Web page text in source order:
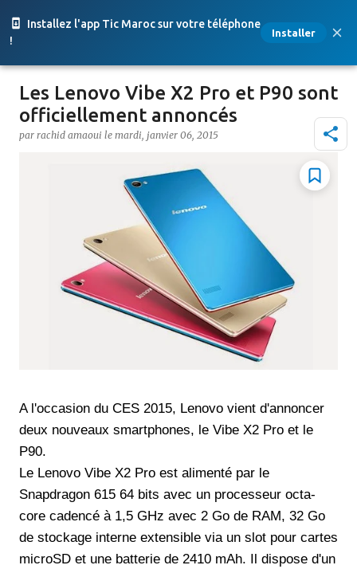
Installez l'app Tic Maroc sur votre téléphone
!
Installer
Accéder au contenu principal
Les Lenovo Vibe X2 Pro et P90 sont
officiellement annoncés
par rachid amaoui le mardi, janvier 06, 2015
A l'occasion du CES 2015, Lenovo vient d'annoncer
deux nouveaux smartphones, le Vibe X2 Pro et le
P90.
Le Lenovo Vibe X2 Pro est alimenté par le
Snapdragon 615 64 bits avec un processeur octa-
core cadencé à 1,5 GHz avec 2 Go de RAM, 32 ​​Go
de stockage interne extensible via un slot pour cartes
microSD et une batterie de 2410 mAh. Il dispose d'un